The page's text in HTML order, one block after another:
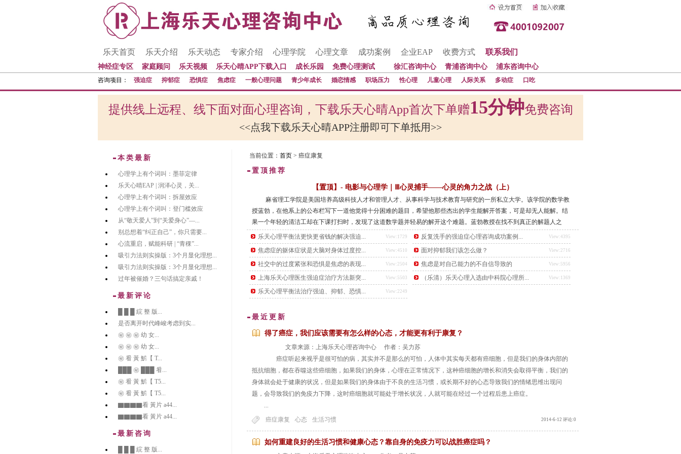
乐天首页 乐天介绍 乐天动态 专家介绍 心理学院 心理文章 成功案例 企业EAP 收费方式 联系我们
神经症专区 家庭顾问 乐天视频 乐天心晴APP下载入口 成长乐园 免费心理测试 徐汇咨询中心 青浦咨询中心 浦东咨询中心
咨询项目： 强迫症 抑郁症 恐惧症 焦虑症 一般心理问题 青少年成长 婚恋情感 职场压力 性心理 儿童心理 人际关系 多动症 口吃
提供线上远程、线下面对面心理咨询，下载乐天心晴App首次下单赠15分钟免费咨询
<<点我下载乐天心晴APP注册即可下单抵用>>
当前位置： 首页 > 癌症康复
置顶推荐
【置顶】- 电影与心理学｜Ⅲ心灵捕手——心灵的角力之战（上）
麻省理工学院是美国培养高级科技人才和管理人才、从事科学与技术教育与研究的一所私立大学。该学院的数学教
授蓝勃，在他系上的公布栏写下一道他觉得十分困难的题目，希望他那些杰出的学生能解开答案，可是却无人能解。结
果一个年轻的清洁工却在下课打扫时，发现了这道数学题并轻易的解开这个难题。蓝勃教授在找不到真正的解题人之
后，又下了另一道更难的题目，要找出这个数学天才。
...
View:1729
乐天心理平衡法更快更省钱的解决强迫... View:4395
反复洗手的强迫症心理咨询成功案例...
View:4510
焦虑症的躯体症状是大脑对身体过度控... View:2716
面对抑郁我们该怎么做？
View:2504
社交中的过度紧张和恐惧是焦虑的表现... View:5956
焦虑是对自己能力的不自信导致的
View:5503
上海乐天心理医生强迫症治疗方法新突... View:1369
（乐清）乐天心理入选由中科院心理所...
View:2249
乐天心理平衡法治疗强迫、抑郁、恐惧...
最近更新
得了癌症，我们应该需要有怎么样的心态，才能更有利于康复？
文章来源：上海乐天心理咨询中心 作者：吴力苏
癌症听起来视乎是很可怕的病，其实并不是那么的可怕，人体中其实每天都有癌细胞，但是我们的身体内部的
抵抗细胞，都在吞噬这些癌细胞，如果我们的身体，心理在正常情况下，这种癌细胞的增长和消失会取得平衡，我们的
身体就会处于健康的状况，但是如果我们的身体由于不良的生活习惯，或长期不好的心态导致我们的情绪思维出现问
题，会导致我们的免疫力下降，这时癌细胞就可能处于增长状况，人就可能在经过一个过程后患上癌症。
...
2014-6-12 评论:0
癌症康复 心态 生活习惯
如何重建良好的生活习惯和健康心态？靠自身的免疫力可以战胜癌症吗？
本类最新
心理学上有个词叫：墨菲定律
乐天心晴EAP | 润泽心灵，关...
心理学上有个词叫：拆屋效应
心理学上有个词叫：登门槛效应
从“敬天爱人”到“关爱身心”—...
别总想着“纠正自己”，你只需要...
心流重启，赋能科研 | “青稞”...
吸引力法则实操版：3个月显化理想...
吸引力法则实操版：3个月显化理想...
过年被催婚？三句话搞定亲戚！
最新评论
█ █ █ 綄 整 版...
是否离开时代峰峻考虑到实...
㊙️ ㊙️ ㊙️ 幼 女...
㊙️ ㊙️ ㊙️ 幼 女...
㊙️ 㸔 黃 魸【 T...
███ ㊙️ ███ 㸔...
㊙️ 㸔 黃 魸【 T5...
㊙️ 㸔 黃 魸【 T5...
▇▇▇▇看 黃片 a44...
▇▇▇▇看 黃片 a44...
最新咨询
█ █ █ 綄 整 版...